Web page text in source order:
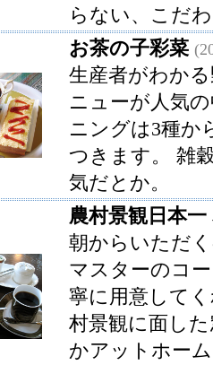
らない、こだ
お茶の子彩菜
生産者がわか
ニューが人気
ニングは3種か
つきます。 雑
気だとか。
農村景観日本一
朝からいただ
マスターのコ
寧に用意して
村景観に面し
かアットホー